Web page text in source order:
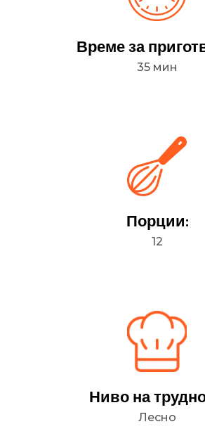
Време за
35 мин
Порции:
12
Ниво на
Лесно